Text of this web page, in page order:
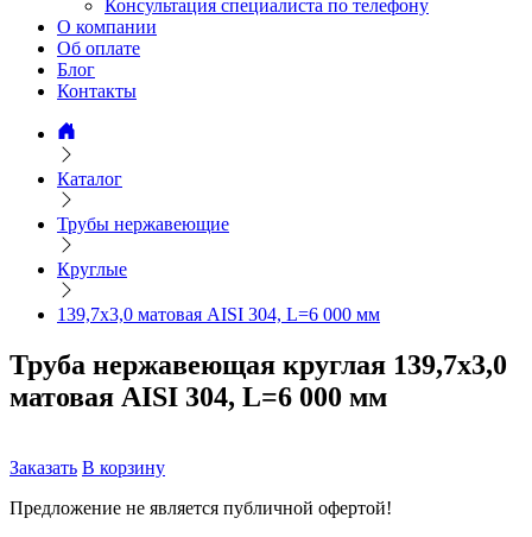
Консультация специалиста по телефону
О компании
Об оплате
Блог
Контакты
Каталог
Трубы нержавеющие
Круглые
139,7х3,0 матовая AISI 304, L=6 000 мм
Труба нержавеющая круглая 139,7х3,0
матовая AISI 304, L=6 000 мм
Заказать В корзину
Предложение не является публичной офертой!